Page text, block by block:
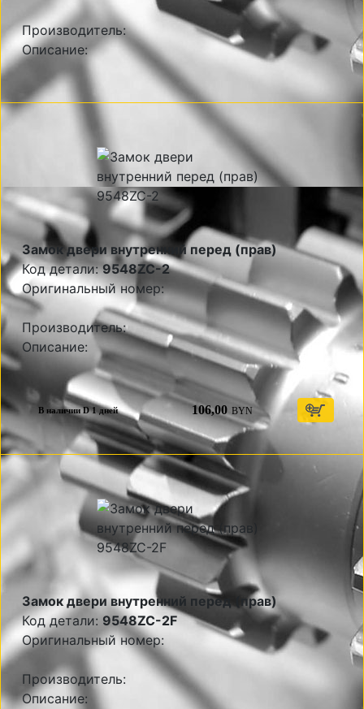
Производитель:
Описание:
Замок двери внутренний перед (прав)
Код детали:9548ZC-2
Оригинальный номер:
Производитель:
Описание:
В наличии D 1 дней 106,00 BYN
Замок двери внутренний перед (прав)
Код детали: 9548ZC-2F
Оригинальный номер:
Производитель:
Описание: